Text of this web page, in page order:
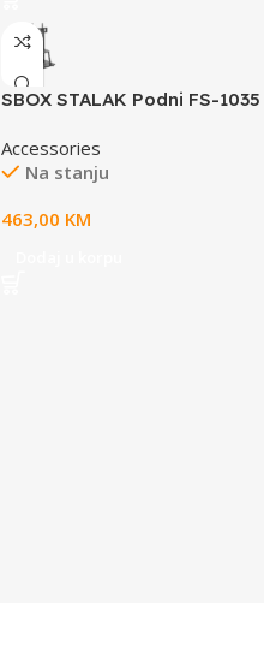
SBOX STALAK Podni FS-1035
Accessories
Na stanju
463,00 KM